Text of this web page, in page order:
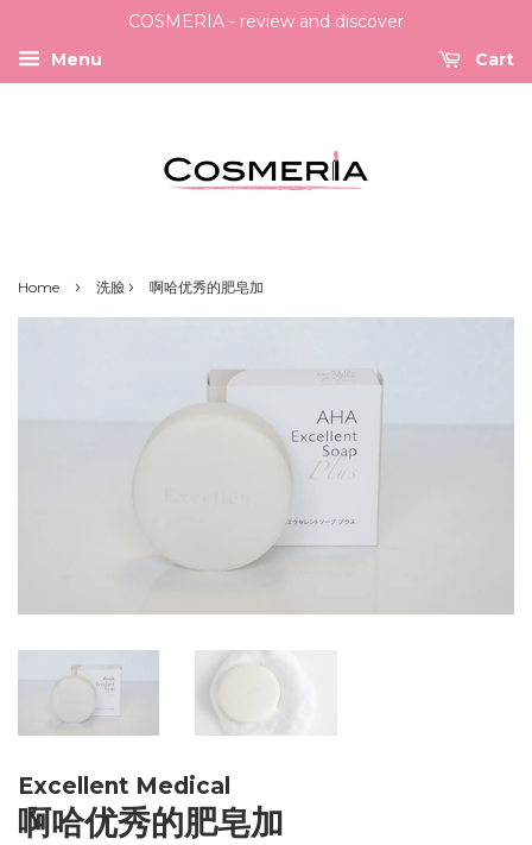
COSMERIA - review and discover
Menu
Cart
Home › 洗臉 › 啊哈优秀的肥皂加
Excellent Medical
啊哈优秀的肥皂加